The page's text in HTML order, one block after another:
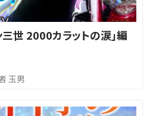
世 2000カラットの涙」編
玉男